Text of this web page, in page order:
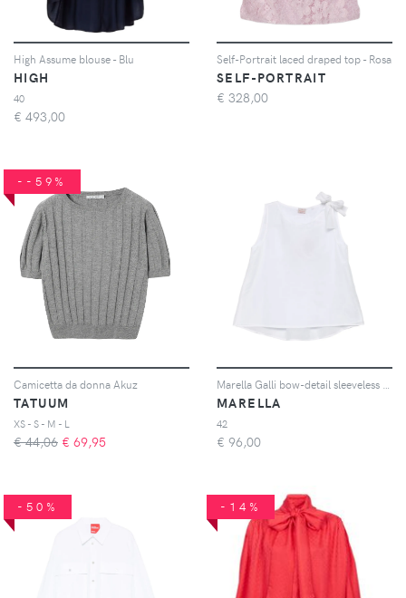
High Assume blouse - Blu
HIGH
40
€ 493,00
Self-Portrait laced draped top - Rosa
SELF-PORTRAIT
€ 328,00
--59%
Camicetta da donna Akuz
TATUUM
XS - S - M - L
€ 44,06 € 69,95
MARELLA
42
€ 96,00
-50% -14%